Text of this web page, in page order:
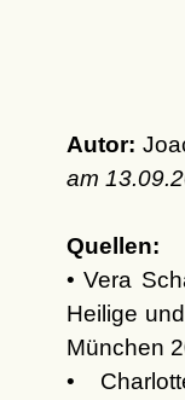
Autor:
am
Quellen:
• Vera
Heilige
München
•